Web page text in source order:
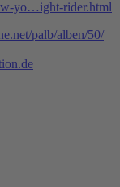
yo…ight-rider.html
palb/alben/50/